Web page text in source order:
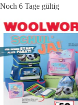
Noch 6 Tage gültig